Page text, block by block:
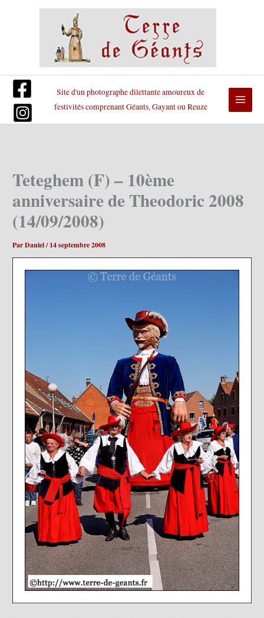
Site d'un photographe dilettante amoureux de
festivités comprenant Géants, Gayant ou Reuze
Teteghem (F) – 10ème
anniversaire de Theodoric 2008
(14/09/2008)
ParDaniel/14 septembre 2008